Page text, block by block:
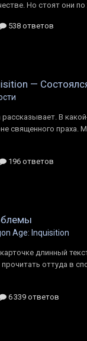
Но стоят они по
538 ответов
—
В
священного праха.
196 ответов
Age: Inquisition
длинный
оттуда в
6 339 ответов